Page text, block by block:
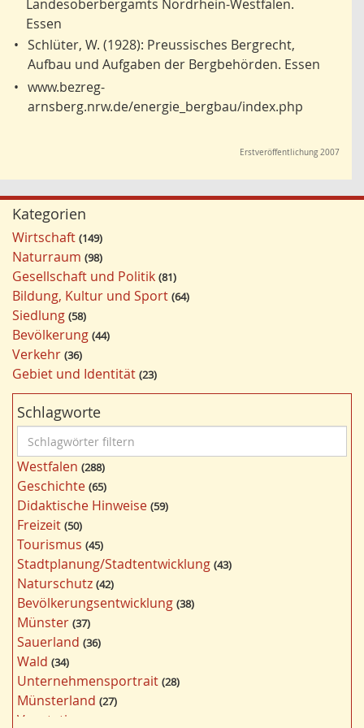
Landesoberbergamts Nordrhein-Westfalen.
Essen
• Schlüter, W. (1928): Preussisches Bergrecht,
Aufbau und Aufgaben der Bergbehörden. Essen
• www.bezreg-
arnsberg.nrw.de/energie_bergbau/index.php
Erstveröffentlichung 2007
Kategorien
Wirtschaft 149
Naturraum 98
Gesellschaft und Politik 81
Bildung, Kultur und Sport 64
Siedlung 58
Bevölkerung 44
Verkehr 36
Gebiet und Identität 23
Schlagworte
c
h
l
a
g
w
ö
r
t
e
r
f
i
l
Westfalen 288
Geschichte 65
Didaktische Hinweise 59
Freizeit 50
Tourismus 45
Stadtplanung/Stadtentwicklung 43
Naturschutz 42
Bevölkerungsentwicklung 38
Münster 37
Sauerland 36
Wald 34
Unternehmensportrait 28
Münsterland 27
Vegetation